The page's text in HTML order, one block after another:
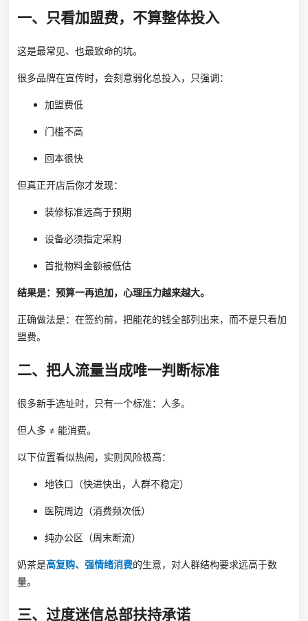
一、只看加盟费，不算整体投入
这是最常见、也最致命的坑。
很多品牌在宣传时，会刻意弱化总投入，只强调：
加盟费低
门槛不高
回本很快
但真正开店后你才发现：
装修标准远高于预期
设备必须指定采购
首批物料金额被低估
结果是：预算一再追加，心理压力越来越大。
正确做法是：在签约前，把能花的钱全部列出来，而不是只看加
盟费。
二、把人流量当成唯一判断标准
很多新手选址时，只有一个标准：人多。
但人多 ≠ 能消费。
以下位置看似热闹，实则风险极高：
地铁口（快进快出，人群不稳定）
医院周边（消费频次低）
纯办公区（周末断流）
奶茶是高复购、强情绪消费的生意，对人群结构要求远高于数
量。
三、过度迷信总部扶持承诺